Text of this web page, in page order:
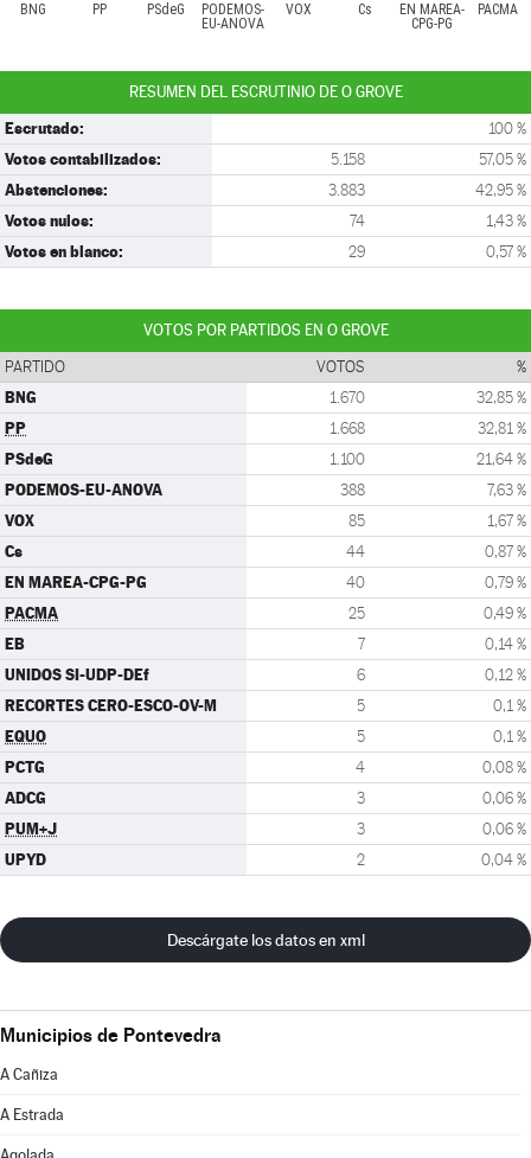
BNG PP PSdeG
PODEMOS-
EU-ANOVA
VOX Cs
EN MAREA-
CPG-PG
PACMA
RESUMEN DEL ESCRUTINIO DE O GROVE
Escrutado: 100 %
Votos contabilizados: 5.158 57,05 %
Abstenciones: 3.883 42,95 %
Votos nulos: 74 1,43 %
Votos en blanco: 29 0,57 %
VOTOS POR PARTIDOS EN O GROVE
PARTIDO VOTOS %
BNG 1.670 32,85 %
PP 1.668 32,81 %
PSdeG 1.100 21,64 %
PODEMOS-EU-ANOVA 388 7,63 %
VOX 85 1,67 %
Cs 44 0,87 %
EN MAREA-CPG-PG 40 0,79 %
PACMA 25 0,49 %
EB 7 0,14 %
UNIDOS SI-UDP-DEf 6 0,12 %
RECORTES CERO-ESCO-OV-M 5 0,1 %
EQUO 5 0,1 %
PCTG 4 0,08 %
ADCG 3 0,06 %
PUM+J 3 0,06 %
UPYD 2 0,04 %
Descárgate los datos en xml
Municipios de Pontevedra
A Cañiza
A Estrada